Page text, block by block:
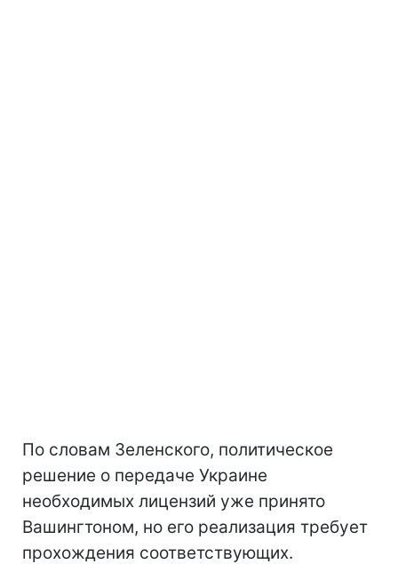
По словам Зеленского, политическое
решение о передаче Украине
необходимых лицензий уже принято
Вашингтоном, но его реализация требует
прохождения соответствующих.